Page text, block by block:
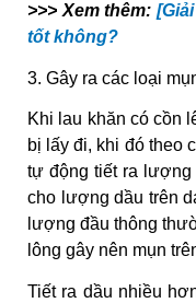
>>> Xem thêm:
tốt không?
3. Gây ra các loại
Khi lau khăn có cồn
bị lấy đi, khi đó theo
tự động tiết ra lượng
cho lượng dầu trên
lượng đầu thông
lông gây nên mụn
Tiết ra dầu nhiều